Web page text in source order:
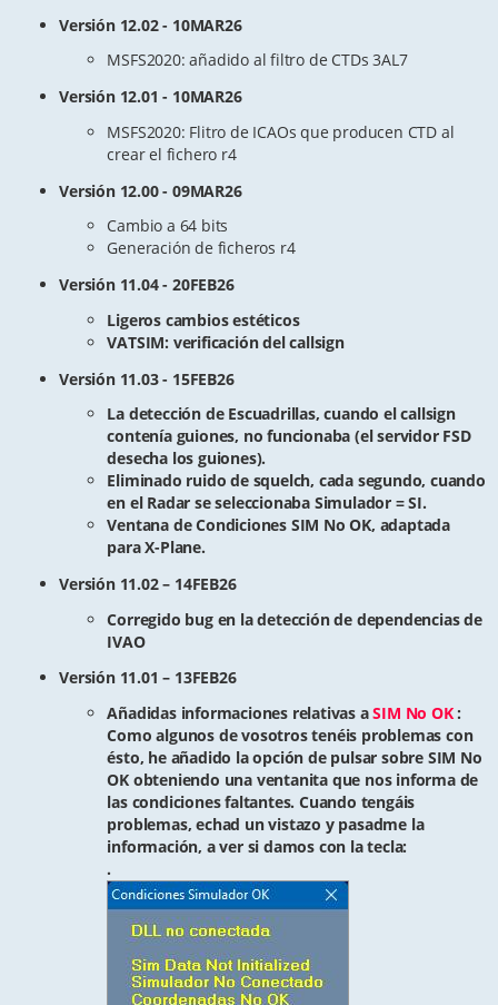
Versión 12.02 - 10MAR26
MSFS2020: añadido al filtro de CTDs 3AL7
Versión 12.01 - 10MAR26
MSFS2020: Flitro de ICAOs que producen CTD al
crear el fichero r4
Versión 12.00 - 09MAR26
Cambio a 64 bits
Generación de ficheros r4
Versión 11.04 - 20FEB26
Ligeros cambios estéticos
VATSIM: verificación del callsign
Versión 11.03 - 15FEB26
La detección de Escuadrillas, cuando el callsign
contenía guiones, no funcionaba (el servidor FSD
desecha los guiones).
Eliminado ruido de squelch, cada segundo, cuando
en el Radar se seleccionaba Simulador = SI.
Ventana de Condiciones SIM No OK, adaptada
para X-Plane.
Versión 11.02 – 14FEB26
Corregido bug en la detección de dependencias de
IVAO
Versión 11.01 – 13FEB26
Añadidas informaciones relativas aSIM No OK:
Como algunos de vosotros tenéis problemas con
ésto, he añadido la opción de pulsar sobre SIM No
OK obteniendo una ventanita que nos informa de
las condiciones faltantes. Cuando tengáis
problemas, echad un vistazo y pasadme la
información, a ver si damos con la tecla:
.